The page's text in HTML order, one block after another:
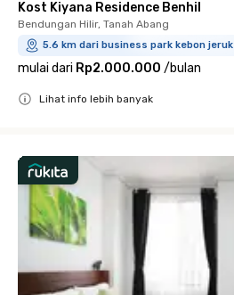
Kost Kiyana Residence Benhil
Bendungan Hilir, Tanah Abang
5.6 km dari business park kebon jeruk
mulai dari Rp2.000.000 /bulan
Lihat info lebih banyak